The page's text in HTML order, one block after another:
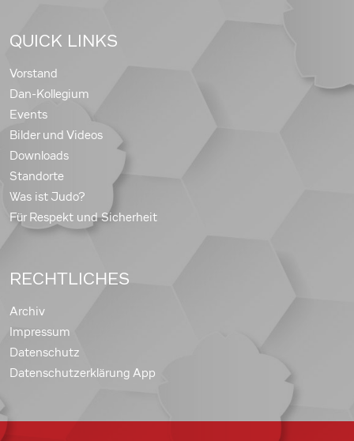
QUICK LINKS
Vorstand
Dan-Kollegium
Events
Bilder und Videos
Downloads
Standorte
Was ist Judo?
Für Respekt und Sicherheit
RECHTLICHES
Archiv
Impressum
Datenschutz
Datenschutzerklärung App